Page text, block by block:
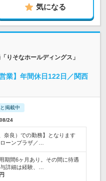
気になる
りそなホールディングス」
業】年間休日122日／関西
掲載中
24
奈良）での勤務】となります
ーンプラザ／…
期間6ヶ月あり。その間に待遇
詳細は経験、…